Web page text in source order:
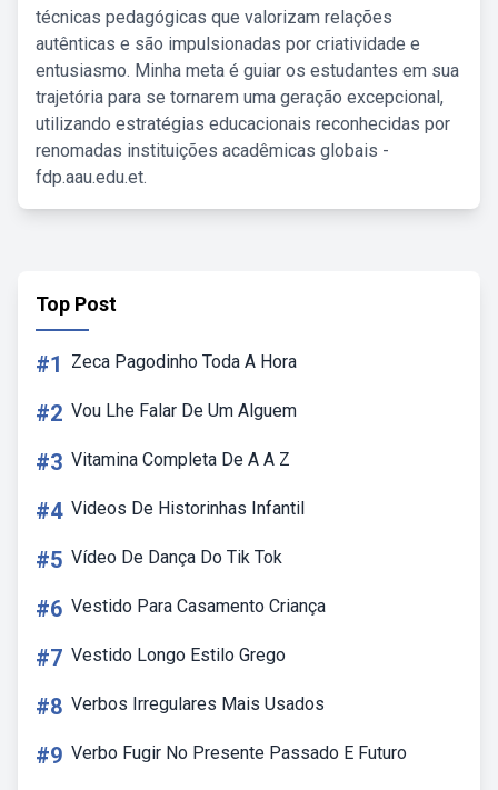
técnicas pedagógicas que valorizam relações
autênticas e são impulsionadas por criatividade e
entusiasmo. Minha meta é guiar os estudantes em sua
trajetória para se tornarem uma geração excepcional,
utilizando estratégias educacionais reconhecidas por
renomadas instituições acadêmicas globais -
fdp.aau.edu.et.
Top Post
#1 Zeca Pagodinho Toda A Hora
#2 Vou Lhe Falar De Um Alguem
#3 Vitamina Completa De A A Z
#4 Videos De Historinhas Infantil
#5 Vídeo De Dança Do Tik Tok
#6 Vestido Para Casamento Criança
#7 Vestido Longo Estilo Grego
#8 Verbos Irregulares Mais Usados
#9 Verbo Fugir No Presente Passado E Futuro